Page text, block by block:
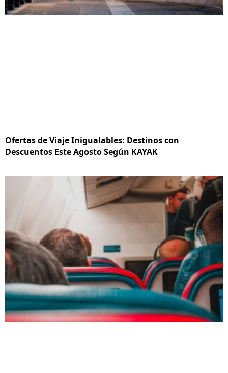
Ofertas de Viaje Inigualables: Destinos con
Descuentos Este Agosto Según KAYAK